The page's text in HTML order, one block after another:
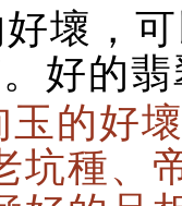
壞，
好的
的好
坑種、